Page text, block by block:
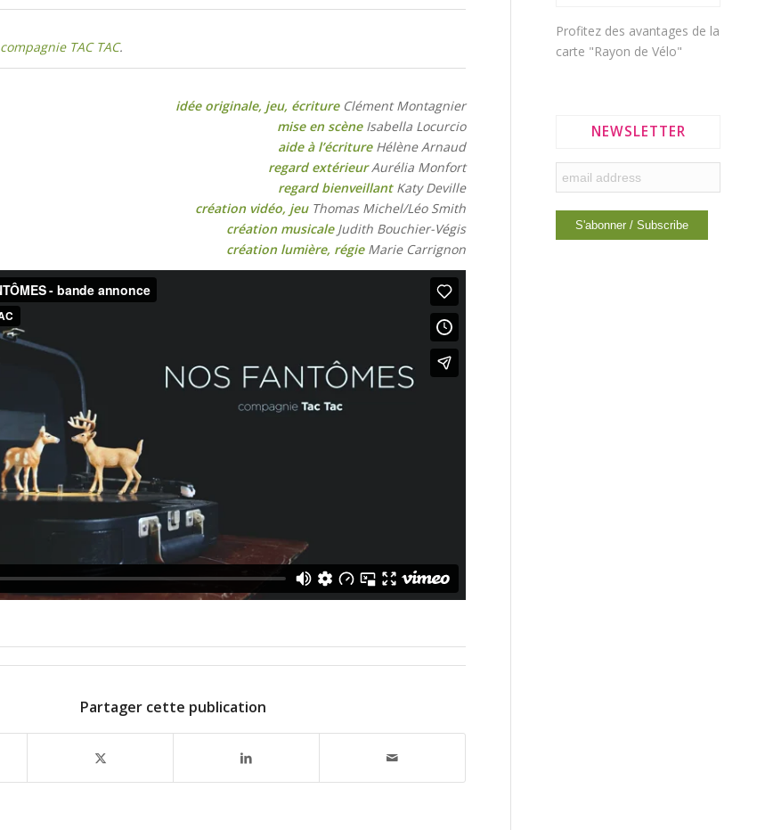
compagnie TAC TAC.
idée originale, jeu, écritureClément Montagnier
mise en scèneIsabella Locurcio
aide à l’écritureHélène Arnaud
regard extérieurAurélia Monfort
regard bienveillantKaty Deville
création vidéo, jeuThomas Michel/Léo Smith
création musicaleJudith Bouchier-Végis
création lumière, régieMarie Carrignon
Partager cette publication
Profitez des avantages de la
carte "Rayon de Vélo"
NEWSLETTER